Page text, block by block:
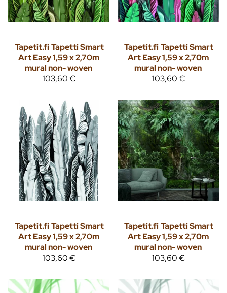
Tapetit.fiTapetti Smart
Art Easy 1,59 x 2,70m
mural non- woven
103,60 €
Tapetit.fiTapetti Smart
Art Easy 1,59 x 2,70m
mural non- woven
103,60 €
Tapetit.fiTapetti Smart
Art Easy 1,59 x 2,70m
mural non- woven
103,60 €
Tapetit.fiTapetti Smart
Art Easy 1,59 x 2,70m
mural non- woven
103,60 €